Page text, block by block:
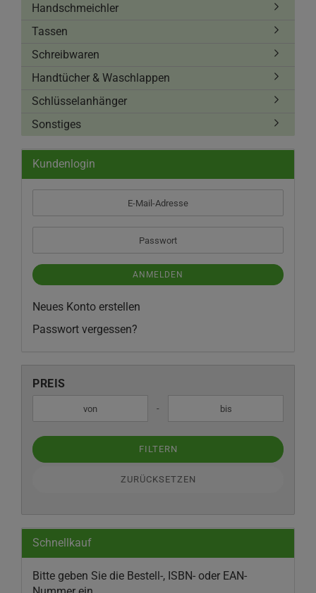
Handschmeichler
Tassen
Schreibwaren
Handtücher & Waschlappen
Schlüsselanhänger
Sonstiges
Kundenlogin
Mail-
Adresse
Passwort
ANMELDEN
Neues Konto erstellen
Passwort vergessen?
PREIS
PREIS
Preis bis
-
FILTERN
ZURÜCKSETZEN
Schnellkauf
BITTE
Bitte geben Sie die Bestell-, ISBN- oder EAN-